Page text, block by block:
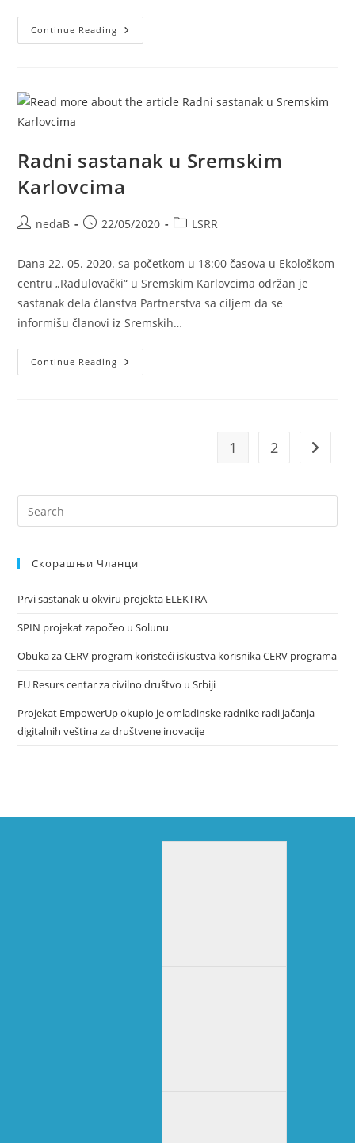
Continue Reading
Radni sastanak u Sremskim
Karlovcima
nedaB 22/05/2020 LSRR
Dana 22. 05. 2020. sa početkom u 18:00 časova u Ekološkom
centru „Radulovački“ u Sremskim Karlovcima održan je
sastanak dela članstva Partnerstva sa ciljem da se
informišu članovi iz Sremskih…
Continue Reading
1 2
Скорашњи Чланци
Prvi sastanak u okviru projekta ELEKTRA
SPIN projekat započeo u Solunu
Obuka za CERV program koristeći iskustva korisnika CERV programa
EU Resurs centar za civilno društvo u Srbiji
Projekat EmpowerUp okupio je omladinske radnike radi jačanja
digitalnih veština za društvene inovacije